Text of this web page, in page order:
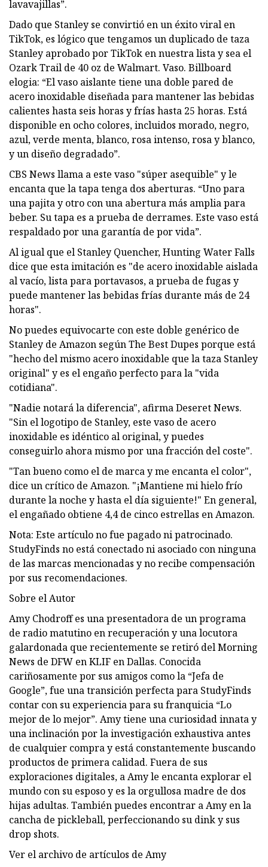
lavavajillas”.
Dado que Stanley se convirtió en un éxito viral en
TikTok, es lógico que tengamos un duplicado de taza
Stanley aprobado por TikTok en nuestra lista y sea el
Ozark Trail de 40 oz de Walmart. Vaso. Billboard
elogia: “El vaso aislante tiene una doble pared de
acero inoxidable diseñada para mantener las bebidas
calientes hasta seis horas y frías hasta 25 horas. Está
disponible en ocho colores, incluidos morado, negro,
azul, verde menta, blanco, rosa intenso, rosa y blanco,
y un diseño degradado”.
CBS News llama a este vaso "súper asequible" y le
encanta que la tapa tenga dos aberturas. “Uno para
una pajita y otro con una abertura más amplia para
beber. Su tapa es a prueba de derrames. Este vaso está
respaldado por una garantía de por vida”.
Al igual que el Stanley Quencher, Hunting Water Falls
dice que esta imitación es "de acero inoxidable aislada
al vacío, lista para portavasos, a prueba de fugas y
puede mantener las bebidas frías durante más de 24
horas".
No puedes equivocarte con este doble genérico de
Stanley de Amazon según The Best Dupes porque está
"hecho del mismo acero inoxidable que la taza Stanley
original" y es el engaño perfecto para la "vida
cotidiana".
"Nadie notará la diferencia", afirma Deseret News.
"Sin el logotipo de Stanley, este vaso de acero
inoxidable es idéntico al original, y puedes
conseguirlo ahora mismo por una fracción del coste".
"Tan bueno como el de marca y me encanta el color",
dice un crítico de Amazon. "¡Mantiene mi hielo frío
durante la noche y hasta el día siguiente!" En general,
el engañado obtiene 4,4 de cinco estrellas en Amazon.
Nota: Este artículo no fue pagado ni patrocinado.
StudyFinds no está conectado ni asociado con ninguna
de las marcas mencionadas y no recibe compensación
por sus recomendaciones.
Sobre el Autor
Amy Chodroff es una presentadora de un programa
de radio matutino en recuperación y una locutora
galardonada que recientemente se retiró del Morning
News de DFW en KLIF en Dallas. Conocida
cariñosamente por sus amigos como la “Jefa de
Google”, fue una transición perfecta para StudyFinds
contar con su experiencia para su franquicia “Lo
mejor de lo mejor”. Amy tiene una curiosidad innata y
una inclinación por la investigación exhaustiva antes
de cualquier compra y está constantemente buscando
productos de primera calidad. Fuera de sus
exploraciones digitales, a Amy le encanta explorar el
mundo con su esposo y es la orgullosa madre de dos
hijas adultas. También puedes encontrar a Amy en la
cancha de pickleball, perfeccionando su dink y sus
drop shots.
Ver el archivo de artículos de Amy